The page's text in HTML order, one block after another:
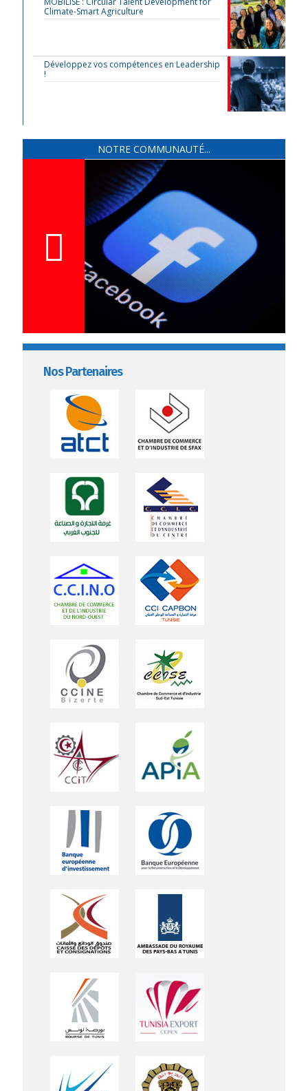
Climate-Smart Agriculture
Développez vos compétences en Leadership
!
NOTRE COMMUNAUTÉ...
Nos Partenaires